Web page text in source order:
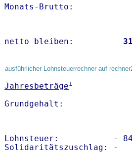
Monats-
netto bleiben:
ausführlicher Lohnsteuerrechner auf
Jahresbeträge1
Lohnsteuer:           -
Solidaritätszuschlag: -